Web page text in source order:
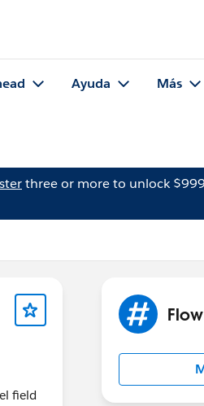
Ayuda Más
three or more to unlock $999
field
Flow